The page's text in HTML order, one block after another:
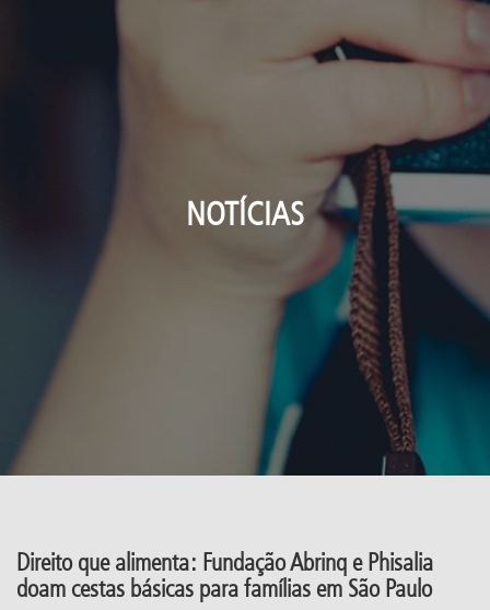
NOTÍCIAS
Direito que alimenta: Fundação Abrinq e Phisalia
doam cestas básicas para famílias em São Paulo